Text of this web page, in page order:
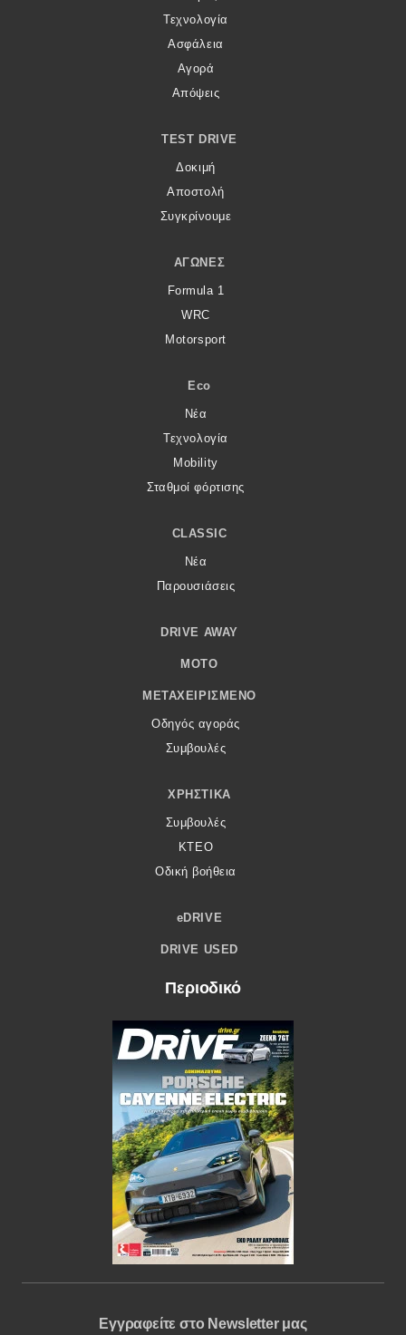
Τεχνολογία
Ασφάλεια
Αγορά
Απόψεις
TEST DRIVE
Δοκιμή
Αποστολή
Συγκρίνουμε
ΑΓΏΝΕΣ
Formula 1
WRC
Motorsport
Eco
Νέα
Τεχνολογία
Mobility
Σταθμοί φόρτισης
CLASSIC
Νέα
Παρουσιάσεις
DRIVE AWAY
MOTO
ΜΕΤΑΧΕΙΡΙΣΜΈΝΟ
Οδηγός αγοράς
Συμβουλές
ΧΡΗΣΤΙΚΆ
Συμβουλές
ΚΤΕΟ
Οδική βοήθεια
eDRIVE
DRIVE USED
Περιοδικό
Εγγραφείτε στο Newsletter μας